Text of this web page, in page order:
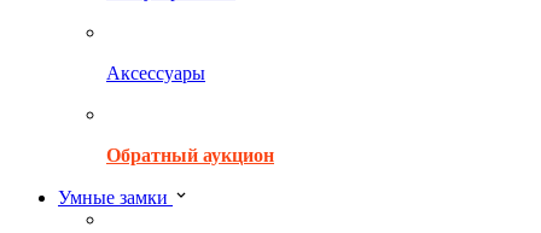
Аксессуары
Обратный аукцион
Умные замки